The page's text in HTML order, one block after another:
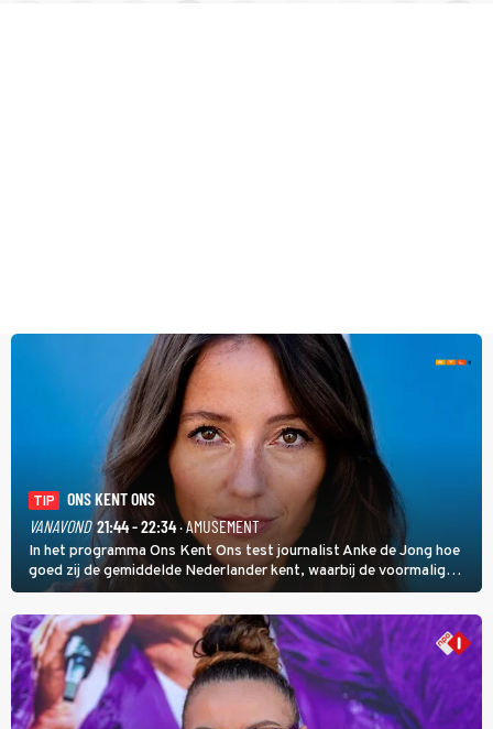
TIP
ONS KENT ONS
VANAVOND 21:44 - 22:34· AMUSEMENT
In het programma Ons Kent Ons test journalist Anke de Jong hoe
goed zij de gemiddelde Nederlander kent, waarbij de voormalig
hoofdredacteur van modebladen Glamour en Elle het samen met
rapper Keizer opneemt tegen Edson da Graça en Marc-Marie
Huijbregts.